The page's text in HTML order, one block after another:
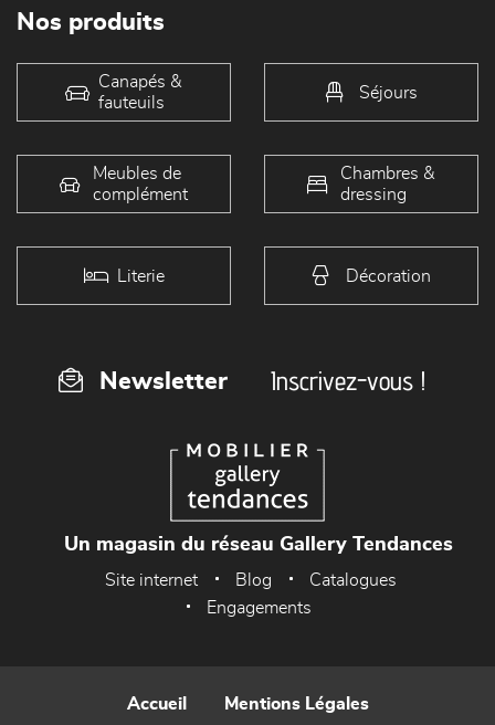
Nos produits
Canapés &
fauteuils
Séjours
Meubles de
complément
Chambres &
dressing
Literie Décoration
Newsletter Inscrivez-vous !
Un magasin du réseau Gallery Tendances
Site internet Blog
Catalogues
Engagements
Accueil Mentions Légales